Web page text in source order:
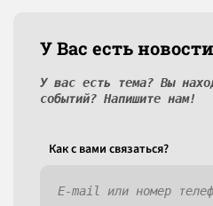
У Вас есть
У вас есть тема? Вы
событий? Напишите нам!
Как c вами связаться?